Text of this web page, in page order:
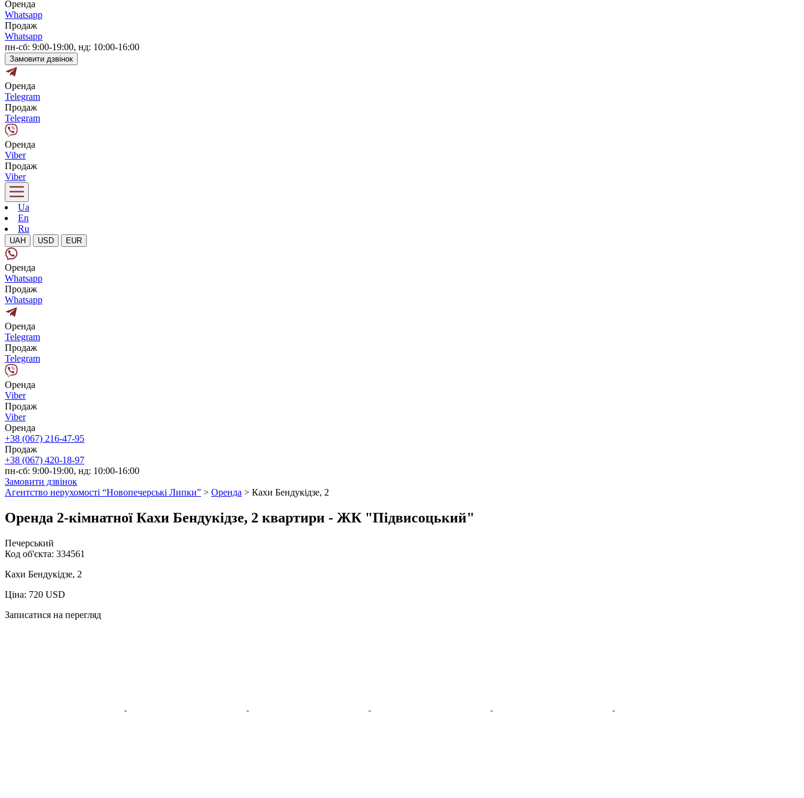
Оренда
Whatsapp
Продаж
Whatsapp
пн-сб: 9:00-19:00, нд: 10:00-16:00
Замовити дзвінок
Оренда
Telegram
Продаж
Telegram
Оренда
Viber
Продаж
Viber
Ua
En
Ru
UAH USD EUR
Оренда
Whatsapp
Продаж
Whatsapp
Оренда
Telegram
Продаж
Telegram
Оренда
Viber
Продаж
Viber
Оренда
+38 (067) 216-47-95
Продаж
+38 (067) 420-18-97
пн-сб: 9:00-19:00, нд: 10:00-16:00
Замовити дзвінок
Агентство нерухомості “Новопечерські Липки” > Оренда > Кахи Бендукідзе, 2
Оренда 2-кімнатної Кахи Бендукідзе, 2 квартири - ЖК "Підвисоцький"
Печерський
Код об'єкта: 334561
Кахи Бендукідзе, 2
Ціна: 720 USD
Записатися на перегляд